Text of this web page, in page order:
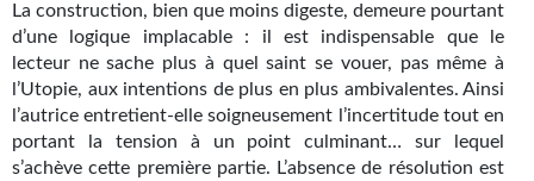
PLUS
À paraître
Revue de presse
La construction, bien que moins digeste, demeure pourtant
d’une logique implacable : il est indispensable que le
lecteur ne sache plus à quel saint se vouer, pas même à
l’Utopie, aux intentions de plus en plus ambivalentes. Ainsi
l’autrice entretient-elle soigneusement l’incertitude tout en
portant la tension à un point culminant… sur lequel
s’achève cette première partie. L’absence de résolution est